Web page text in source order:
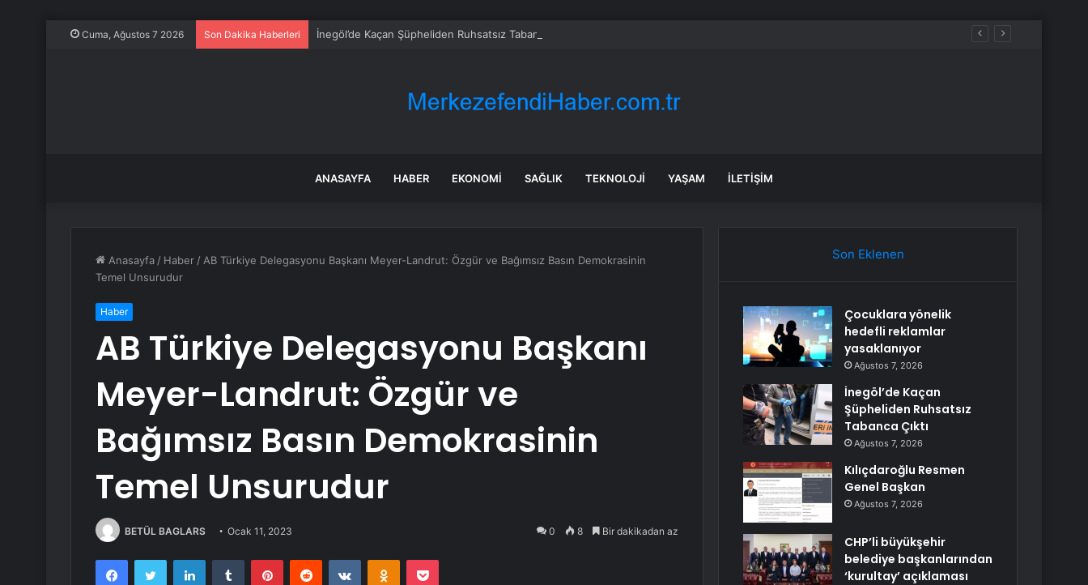
Cuma, Ağustos 7 2026 Son Dakika Haberleri İnegöl’de Kaçan Şüpheliden Ruhsatsız Tabanca Çıktı
ANASAYFA HABER EKONOMI SAĞLIK TEKNOLOJI YAŞAM İLETIŞIM
Anasayfa / Haber / AB Türkiye Delegasyonu Başkanı Meyer-Landrut: Özgür ve Bağımsız Basın Demokrasinin
Temel Unsurudur
Haber
AB Türkiye Delegasyonu Başkanı
Meyer-Landrut: Özgür ve
Bağımsız Basın Demokrasinin
Temel Unsurudur
BETÜL BAGLARS Ocak 11, 2023 0 8 Bir dakikadan az
FacebookTwitter LinkedInTumblr PinterestReddit VKontakteOdnoklassniki
Pocket
Son Eklenen
Çocuklara yönelik
hedefli reklamlar
yasaklanıyor
Ağustos 7, 2026
İnegöl’de Kaçan
Şüpheliden Ruhsatsız
Tabanca Çıktı
Ağustos 7, 2026
Kılıçdaroğlu Resmen
Genel Başkan
Ağustos 7, 2026
CHP’li büyükşehir
belediye başkanlarından
‘kurultay’ açıklaması